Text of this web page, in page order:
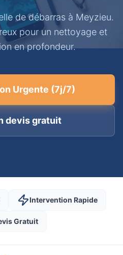
de débarras à Meyzieu.
pour un nettoyage et
en profondeur.
Urgente (7j/7)
devis gratuit
Intervention Rapide
Gratuit